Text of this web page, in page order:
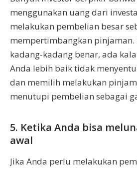
menggunakan uang dari
melakukan pembelian besar
mempertimbangkan
kadang-kadang benar, ada
Anda lebih baik tidak
dan memilih melakukan
menutupi pembelian sebagai
5. Ketika Anda bisa
awal
Jika Anda perlu melakukan